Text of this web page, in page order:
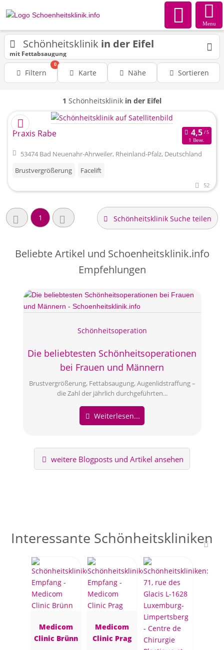
Menu
Schönheitsklinik in der Eifel
mit Fettabsaugung
Filtern
0
Karte Nähe Sortieren
1 Schönheitsklinik in der Eifel
Praxis Rabe
1 Bew.
53474 Bad Neuenahr-Ahrweiler, Rheinland-Pfalz, Deutschland
Brustvergrößerung
Facelift
52
1 Schönheitsklinik Suche teilen
Beliebte Artikel und Schoenheitsklinik.info
Empfehlungen
Die beliebtesten Schönheitsoperationen
bei Frauen und Männern
Schönheitsoperation
Brustvergrößerung, Fettabsaugung, Augenlidstraffung –
die Zahl der jährlich durchgeführten...
Weiterlesen...
weitere Blogposts und Artikel ansehen
Interessante Schönheitskliniken
Medicom
Clinic Brünn
Medicom
Clinic Prag